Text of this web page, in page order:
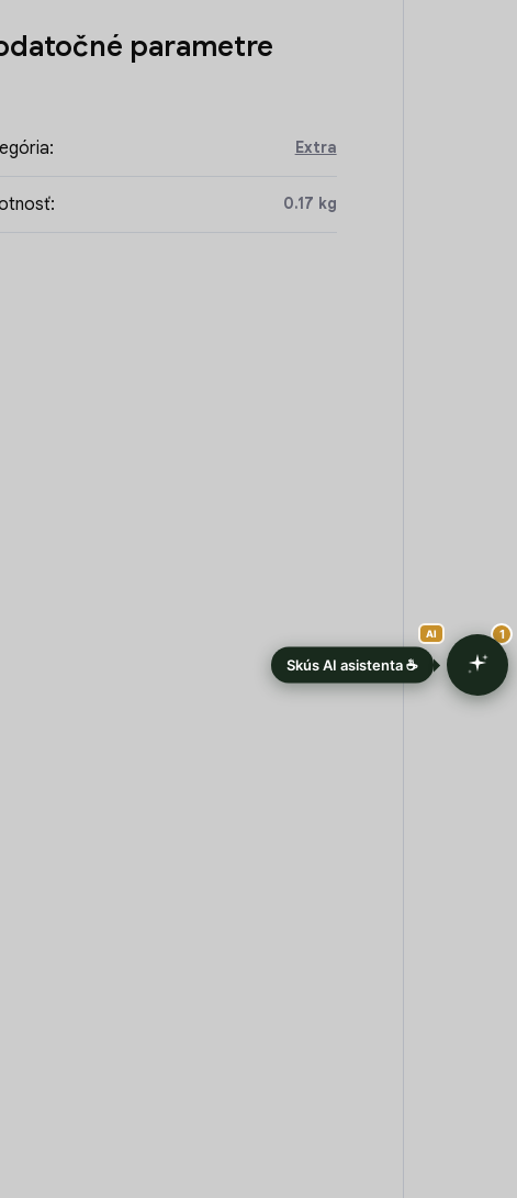
parametre
: Extra
: 0.17 kg